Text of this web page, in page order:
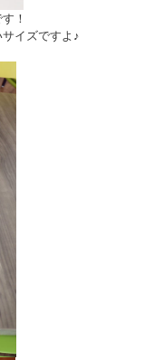
！
イズですよ♪